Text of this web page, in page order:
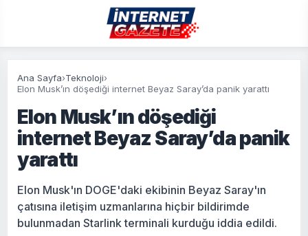
Ana Sayfa›Teknoloji›
Elon Musk’ın döşediği internet Beyaz Saray’da panik yarattı
Elon Musk’ın döşediği
internet Beyaz Saray’da panik
yarattı
Elon Musk'ın DOGE'daki ekibinin Beyaz Saray'ın
çatısına iletişim uzmanlarına hiçbir bildirimde
bulunmadan Starlink terminali kurduğu iddia edildi.